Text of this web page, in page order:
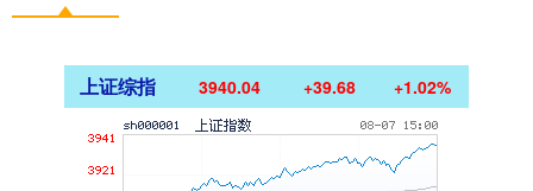
上证综指 3940.04 +39.68 +1.02%